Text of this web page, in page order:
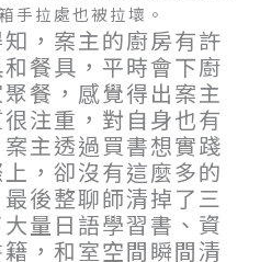
手拉處也被拉壞。
，案主的廚房有許
餐具，平時會下廚
餐，感覺得出案主
注重，對自身也有
主透過買書想實踐
，卻沒有這麼多的
後整聊師清掉了三
量日語學習書、資
，和室空間瞬間清